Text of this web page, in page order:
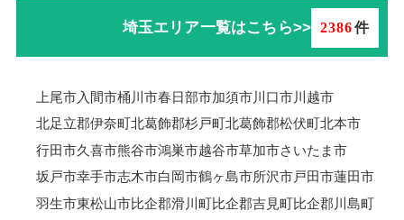
埼玉エリア一覧はこちら>> 2386件
上尾市入間市桶川市春日部市加須市川口市川越市
北足立郡伊奈町北葛飾郡杉戸町北葛飾郡松伏町北本市
行田市久喜市熊谷市鴻巣市越谷市草加市さいたま市
坂戸市幸手市志木市白岡市鶴ヶ島市所沢市戸田市蓮田市
羽生市東松山市比企郡滑川町比企郡吉見町比企郡川島町